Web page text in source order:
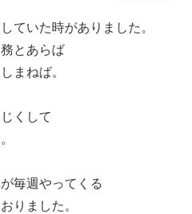
ていた時がありました。
とあらば
まねば。
くして
毎週やってくる
りました。